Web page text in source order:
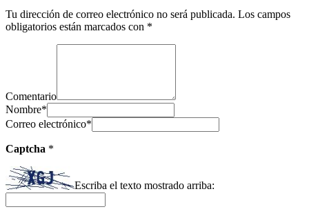
Tu dirección de correo electrónico no será publicada. Los campos
obligatorios están marcados con *
Comentario
Nombre*
Correo electrónico*
Captcha *
Escriba el texto mostrado arriba: